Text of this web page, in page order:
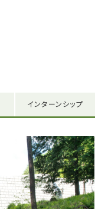
インターンシップ